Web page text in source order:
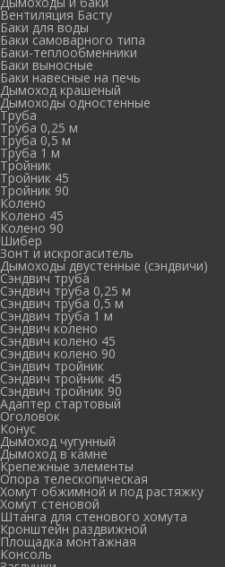
Вентиляция Басту
Баки для воды
Баки самоварного типа
Баки-теплообменники
Баки выносные
Баки навесные на печь
Дымоход крашеный
Дымоходы одностенные
Труба
Труба 0,25 м
Труба 0,5 м
Труба 1 м
Тройник
Тройник 45
Тройник 90
Колено
Колено 45
Колено 90
Шибер
Зонт и искрогаситель
Дымоходы двустенные (сэндвичи)
Сэндвич труба
Сэндвич труба 0,25 м
Сэндвич труба 0,5 м
Сэндвич труба 1 м
Сэндвич колено
Сэндвич колено 45
Сэндвич колено 90
Сэндвич тройник
Сэндвич тройник 45
Сэндвич тройник 90
Адаптер стартовый
Оголовок
Конус
Дымоход чугунный
Дымоход в камне
Крепежные элементы
Опора телескопическая
Хомут обжимной и под растяжку
Хомут стеновой
Штанга для стенового хомута
Кронштейн раздвижной
Площадка монтажная
Консоль